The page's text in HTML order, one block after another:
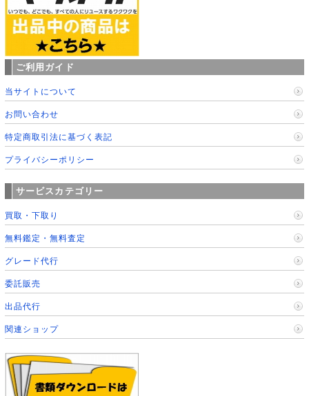
ご利用ガイド
当サイトについて
お問い合わせ
特定商取引法に基づく表記
プライバシーポリシー
サービスカテゴリー
買取・下取り
無料鑑定・無料査定
グレード代行
委託販売
出品代行
関連ショップ